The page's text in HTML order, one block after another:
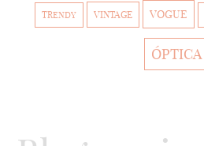
TRENDY VINTAGE VOGUE
ÓPTICA